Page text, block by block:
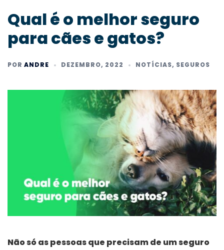
Qual é o melhor seguro
para cães e gatos?
POR ANDRE DEZEMBRO, 2022 NOTÍCIAS, SEGUROS
Não só as pessoas que precisam de um seguro